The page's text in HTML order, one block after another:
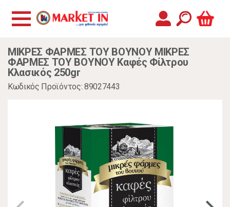
ΜΙΚΡΕΣ ΦΑΡΜΕΣ ΤΟΥ ΒΟΥΝΟΥ ΜΙΚΡΕΣ
ΦΑΡΜΕΣ ΤΟΥ ΒΟΥΝΟΥ Καφές Φίλτρου
Κλασικός 250gr
Κωδικός Προϊόντος: 89027443